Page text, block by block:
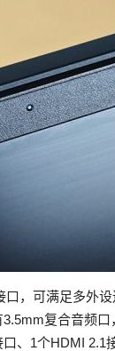
，可满足多外
复合音频
、1个HDMI 2.1